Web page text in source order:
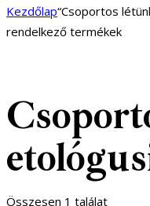
Kezdőlap“Csoportos
rendelkező termékek
Összesen 1 találat